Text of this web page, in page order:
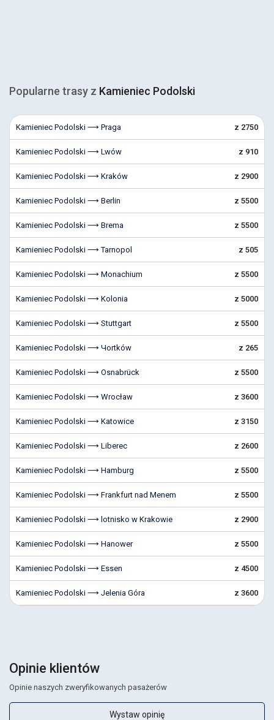
Popularne trasy z Kamieniec Podolski
Kamieniec Podolski ⟶ Praga z 2750
Kamieniec Podolski ⟶ Lwów z 910
Kamieniec Podolski ⟶ Kraków z 2900
Kamieniec Podolski ⟶ Berlin z 5500
Kamieniec Podolski ⟶ Brema z 5500
Kamieniec Podolski ⟶ Tarnopol z 505
Kamieniec Podolski ⟶ Monachium z 5500
Kamieniec Podolski ⟶ Kolonia z 5000
Kamieniec Podolski ⟶ Stuttgart z 5500
Kamieniec Podolski ⟶ Чortków z 265
Kamieniec Podolski ⟶ Osnabrück z 5500
Kamieniec Podolski ⟶ Wrocław z 3600
Kamieniec Podolski ⟶ Katowice z 3150
Kamieniec Podolski ⟶ Liberec z 2600
Kamieniec Podolski ⟶ Hamburg z 5500
Kamieniec Podolski ⟶ Frankfurt nad Menem z 5500
Kamieniec Podolski ⟶ lotnisko w Krakowie z 2900
Kamieniec Podolski ⟶ Hanower z 5500
Kamieniec Podolski ⟶ Essen z 4500
Kamieniec Podolski ⟶ Jelenia Góra z 3600
Opinie klientów
Opinie naszych zweryfikowanych pasażerów
Wystaw opinię